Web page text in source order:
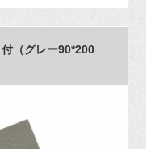
（グレー90*200